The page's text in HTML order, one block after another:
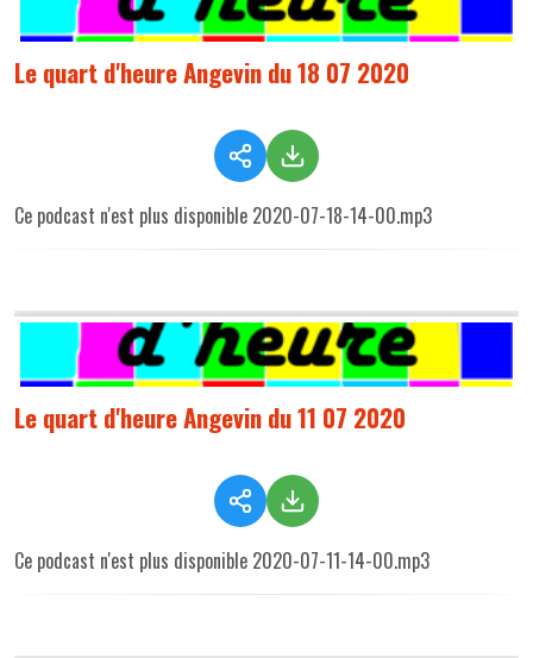
Le quart d'heure Angevin du 18 07 2020
Ce podcast n'est plus disponible 2020-07-18-14-00.mp3
Le quart d'heure Angevin du 11 07 2020
Ce podcast n'est plus disponible 2020-07-11-14-00.mp3